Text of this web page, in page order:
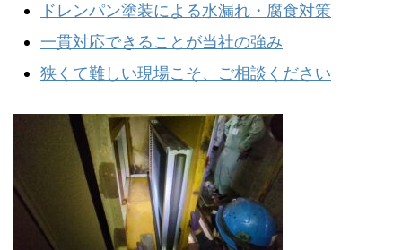
ドレンパン塗装による水漏れ・腐食対策
一貫対応できることが当社の強み
狭くて難しい現場こそ、ご相談ください